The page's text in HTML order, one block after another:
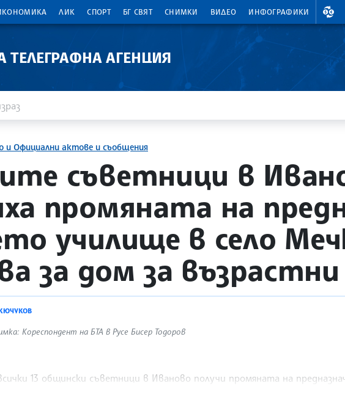
ЛИК СПОРТ БГ СВЯТ СНИМКИ ВИДЕО ИНФОГРАФИКИ
ТЕЛЕГРАФНА АГЕНЦИЯ
и Официални актове и съобщения
съветници в
промяната на
училище в село
за дом за възрастни
Кореспондент на БТА в Русе Бисер Тодоров
13 общински съветници в Иваново получи промяната на